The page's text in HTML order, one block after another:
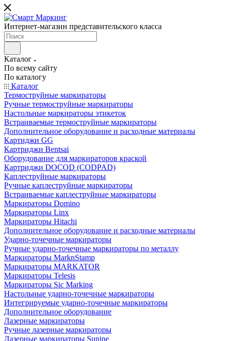
Интернет-магазин представительского класса
Каталог
По всему сайту
По каталогу
Каталог
Термоструйные маркираторы
Ручные термоструйные маркираторы
Настольные маркираторы этикеток
Встраиваемые термоструйные маркираторы
Дополнительное оборудование и расходные материалы
Картиджи GG
Картриджи Bentsai
Оборудование для маркираторов краской
Картриджи DOCOD (CODPAD)
Каплеструйные маркираторы
Ручные каплеструйные маркираторы
Встраиваемые каплеструйные маркираторы
Маркираторы Domino
Маркираторы Linx
Маркираторы Hitachi
Дополнительное оборудование и расходные материалы
Ударно-точечные маркираторы
Ручные ударно-точечные маркираторы по металлу
Маркираторы MarknStamp
Маркираторы MARKATOR
Маркираторы Telesis
Маркираторы Sic Marking
Настольные ударно-точечные маркираторы
Интегрируемые ударно-точечные маркираторы
Дополнительное оборудование
Лазерные маркираторы
Ручные лазерные маркираторы
Лазерные маркираторы Sunine